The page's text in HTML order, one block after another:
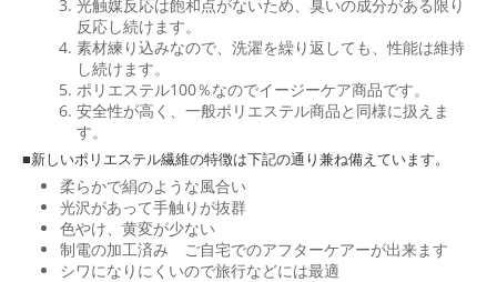
光触媒反応は飽和点がないため、臭いの成分がある限り
反応し続けます。
素材練り込みなので、洗濯を繰り返しても、性能は維持
し続けます。
ポリエステル100％なのでイージーケア商品です。
安全性が高く、一般ポリエステル商品と同様に扱えま
す。
■新しいポリエステル繊維の特徴は下記の通り兼ね備えています。
柔らかで絹のような風合い
光沢があって手触りが抜群
色やけ、黄変が少ない
制電の加工済み ご自宅でのアフターケアーが出来ます
シワになりにくいので旅行などには最適